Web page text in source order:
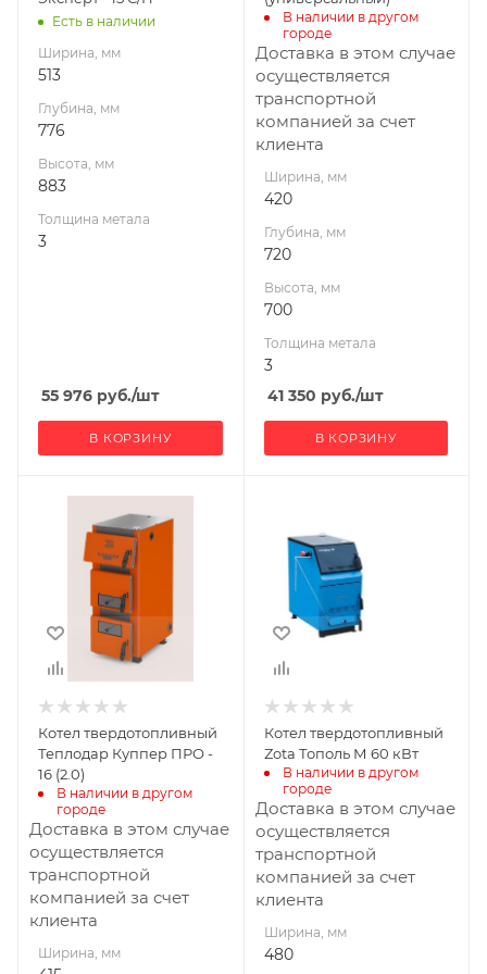
Вид топлива
Дрова, брикеты,
уголь, газ
Диаметр дымохода,
мм
Гарантия, мес.
Мощность, кВт
Есть в наличии
Ширина, мм
513
Глубина, мм
776
Высота, мм
883
Толщина метала
3
55 976 руб./шт
В КОРЗИНУ
Вид топлива
Дрова, брикеты,
уголь
Диаметр дымохода,
мм
55*245
Длина дров, мм
600
Гарантия, мес.
12
Мощность, кВт
15
В наличии в другом
городе
Доставка в этом случае
осуществляется
транспортной
компанией за счет
клиента
Ширина, мм
420
Глубина, мм
720
Высота, мм
700
Толщина метала
3
41 350 руб./шт
В КОРЗИНУ
Глубина, мм
Высота, мм
905
Материал
Сталь
Вид топлива
Уголь,
дрова,брикеты
Диаметр дымохода,
мм
150
Длина дров, мм
495
Гарантия, мес.
Котел твердотопливный
Теплодар Куппер ПРО -
16 (2.0)
В наличии в другом
городе
Доставка в этом случае
осуществляется
транспортной
компанией за счет
клиента
Ширина, мм
Глубина, мм
1340
Высота, мм
1340
Толщина метала
Материал
изготовления
Сталь
Вид топлива
Дрова, брикеты,
уголь
Диаметр дымохода,
мм
180
Длина дров, мм
Котел твердотопливный
Zota Тополь М 60 кВт
В наличии в другом
городе
Доставка в этом случае
осуществляется
транспортной
компанией за счет
клиента
Ширина, мм
480